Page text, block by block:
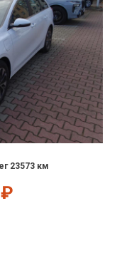
23573 км
₽